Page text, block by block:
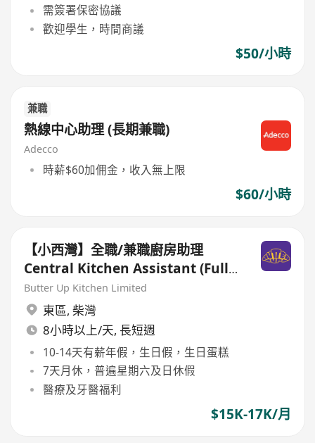
需簽署保密協議
歡迎學生，時間商議
$50/小時
兼職
熱線中心助理 (長期兼職)
Adecco
時薪$60加佣金，收入無上限
$60/小時
【小西灣】全職/兼職廚房助理
Central Kitchen Assistant (Full-
time/ Part-time)
Butter Up Kitchen Limited
東區, 柴灣
8小時以上/天, 長短週
10-14天有薪年假，生日假，生日蛋糕
7天月休，普遍星期六及日休假
醫療及牙醫福利
$15K-17K/月